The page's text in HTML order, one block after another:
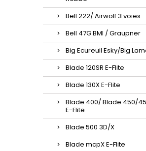
Bell 222/ Airwolf 3 voies
Bell 47G BMI / Graupner
Big Ecureuil Esky/Big
Blade 120SR E-Flite
Blade 130X E-Flite
Blade 400/ Blade 450/
E-Flite
Blade 500 3D/X
Blade mcpX E-Flite